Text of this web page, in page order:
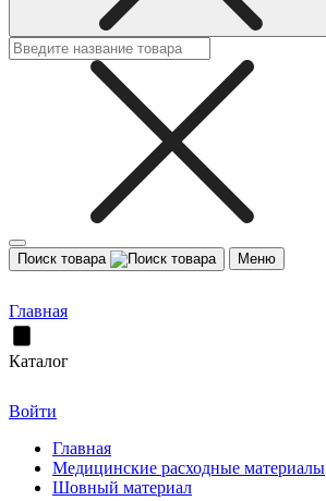
Поиск товара Меню
Главная
Каталог
Войти
Главная
Медицинские расходные материалы
Шовный материал